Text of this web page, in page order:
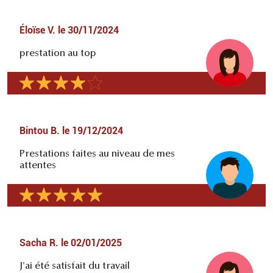
Éloïse V. le 30/11/2024
prestation au top
Bintou B. le 19/12/2024
Prestations faites au niveau de mes
attentes
Sacha R. le 02/01/2025
J'ai été satisfait du travail